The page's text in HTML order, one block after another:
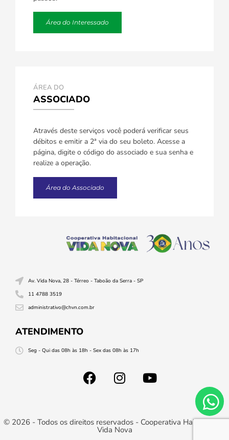
Área do Interessado
ÁREA DO
ASSOCIADO
Através deste serviços você poderá verificar seus
débitos e emitir a 2ª via do seu boleto. Acesse a
página, digite o código do associado e sua senha e
realize a operação.
Área do Associado
Av. Vida Nova, 28 - Térreo - Taboão da Serra - SP
11 4788 3519
administrativo@chvn.com.br
ATENDIMENTO
Seg - Qui das 08h às 18h - Sex das 08h às 17h
© 2026 - Todos os direitos reservados - Cooperativa Habitacional
Vida Nova